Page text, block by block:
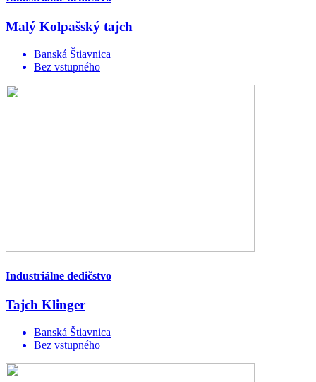
Malý Kolpašský tajch
Banská Štiavnica
Bez vstupného
Industriálne dedičstvo
Tajch Klinger
Banská Štiavnica
Bez vstupného